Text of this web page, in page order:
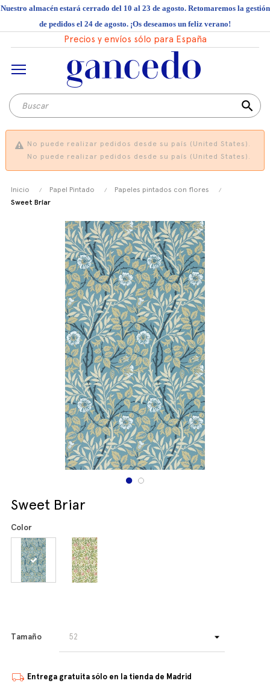
Nuestro almacén estará cerrado del 10 al 23 de agosto. Retomaremos la gestión
de pedidos el 24 de agosto. ¡Os deseamos un feliz verano!
Precios y envíos sólo para España
search
No puede realizar pedidos desde su país (United States).
No puede realizar pedidos desde su país (United States).
Inicio Papel Pintado
Papeles pintados con flores
Sweet Briar
Sweet Briar
Color
Tamaño
Entrega gratuita sólo en la tienda de Madrid